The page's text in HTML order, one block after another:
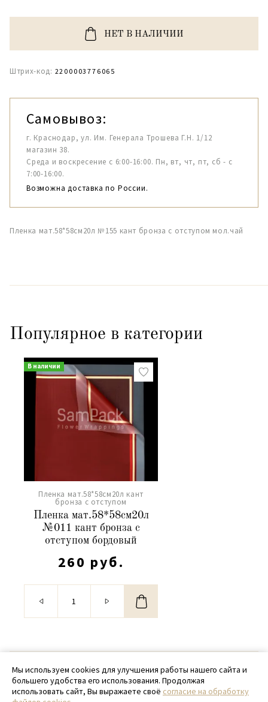
НЕТ В НАЛИЧИИ
Штрих-код: 2200003776065
Самовывоз:
г. Краснодар, ул. Им. Генерала Трошева Г.Н. 1/12
магазин 38.
Среда и воскресение с 6:00-16:00. Пн, вт, чт, пт, сб - с
7:00-16:00.
Возможна доставка по России.
Пленка мат.58*58см20л №155 кант бронза с отступом мол.чай
Популярное в категории
В наличии
Пленка мат.58*58см20л кант
бронза с отступом
Пленка мат.58*58см20л
№011 кант бронза с
отступом бордовый
260 руб.
© 2020 - 2026 SamPack
+ 7 (918) 699-97-87
Мы используем cookies для улучшения работы нашего сайта и
большего удобства его использования. Продолжая
использовать сайт, Вы выражаете своё согласие на обработку